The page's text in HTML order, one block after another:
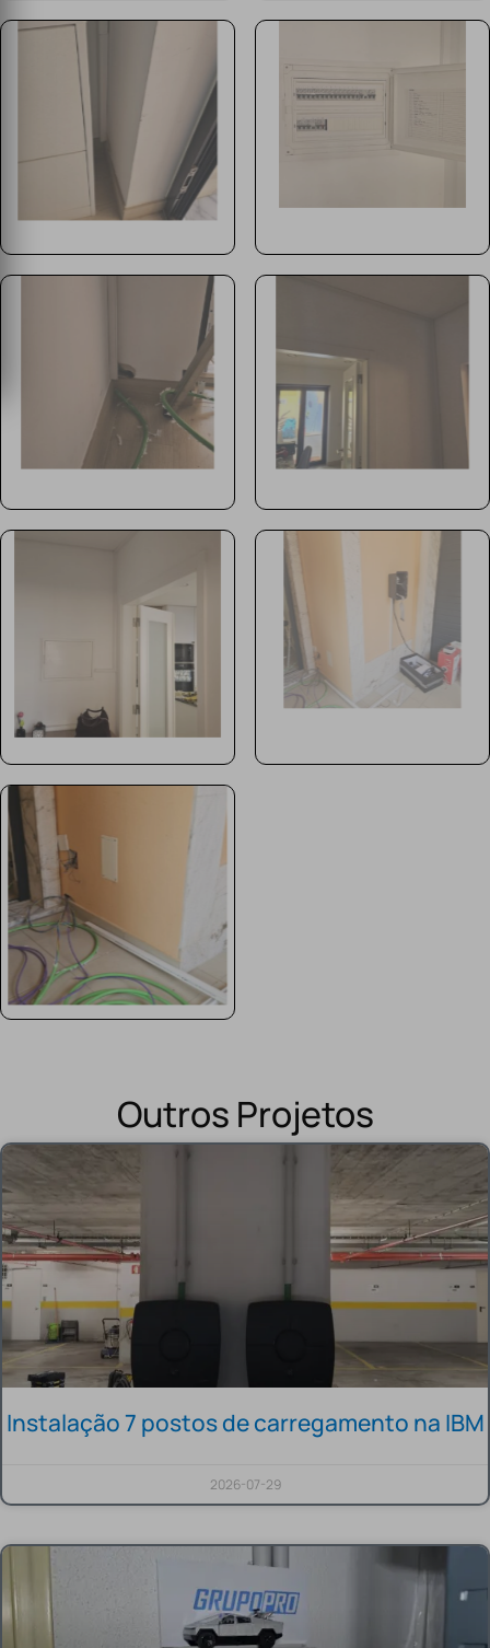
Outros Projetos
Instalação 7 postos de carregamento na IBM
2026-07-29